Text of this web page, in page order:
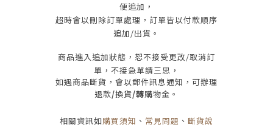
便追加，
超時會以刪除訂單處理，訂單皆以付款順序
追加/出貨 。
商品進入追加狀態，恕不接受更改/取消訂
單， 不接急單請三思 ，
如遇商品斷貨，會以郵件訊息通知，可辦理
退款/換貨/轉購物金。
相關資訊如購買須知 、 常見問題 、 斷貨說